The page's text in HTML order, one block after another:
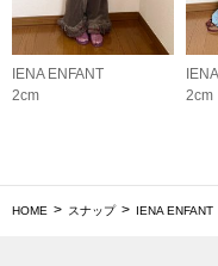
IENA ENFANT
2cm
2cm
HOME スナップ IENA ENFANT